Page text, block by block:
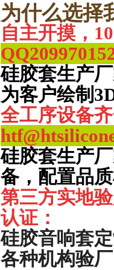
为什么选择
自主开摸，
QQ
硅胶套生产
为客户绘制
全工序设备
硅胶套生产
备，配置品
第三方实地
认证：
硅胶音响套
各种机构验